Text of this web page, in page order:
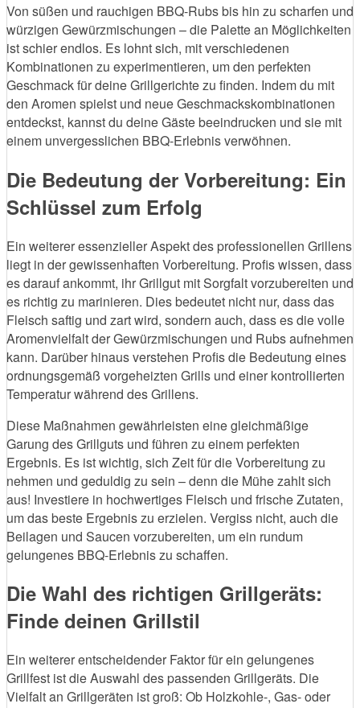
Von süßen und rauchigen BBQ-Rubs bis hin zu scharfen und
würzigen Gewürzmischungen – die Palette an Möglichkeiten
ist schier endlos. Es lohnt sich, mit verschiedenen
Kombinationen zu experimentieren, um den perfekten
Geschmack für deine Grillgerichte zu finden. Indem du mit
den Aromen spielst und neue Geschmackskombinationen
entdeckst, kannst du deine Gäste beeindrucken und sie mit
einem unvergesslichen BBQ-Erlebnis verwöhnen.
Die Bedeutung der Vorbereitung: Ein
Schlüssel zum Erfolg
Ein weiterer essenzieller Aspekt des professionellen Grillens
liegt in der gewissenhaften Vorbereitung. Profis wissen, dass
es darauf ankommt, ihr Grillgut mit Sorgfalt vorzubereiten und
es richtig zu marinieren. Dies bedeutet nicht nur, dass das
Fleisch saftig und zart wird, sondern auch, dass es die volle
Aromenvielfalt der Gewürzmischungen und Rubs aufnehmen
kann. Darüber hinaus verstehen Profis die Bedeutung eines
ordnungsgemäß vorgeheizten Grills und einer kontrollierten
Temperatur während des Grillens.
Diese Maßnahmen gewährleisten eine gleichmäßige
Garung des Grillguts und führen zu einem perfekten
Ergebnis. Es ist wichtig, sich Zeit für die Vorbereitung zu
nehmen und geduldig zu sein – denn die Mühe zahlt sich
aus! Investiere in hochwertiges Fleisch und frische Zutaten,
um das beste Ergebnis zu erzielen. Vergiss nicht, auch die
Beilagen und Saucen vorzubereiten, um ein rundum
gelungenes BBQ-Erlebnis zu schaffen.
Die Wahl des richtigen Grillgeräts:
Finde deinen Grillstil
Ein weiterer entscheidender Faktor für ein gelungenes
Grillfest ist die Auswahl des passenden Grillgeräts. Die
Vielfalt an Grillgeräten ist groß: Ob Holzkohle-, Gas- oder